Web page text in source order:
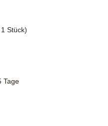
Stück)
Tage
Wert ein oder benutze die